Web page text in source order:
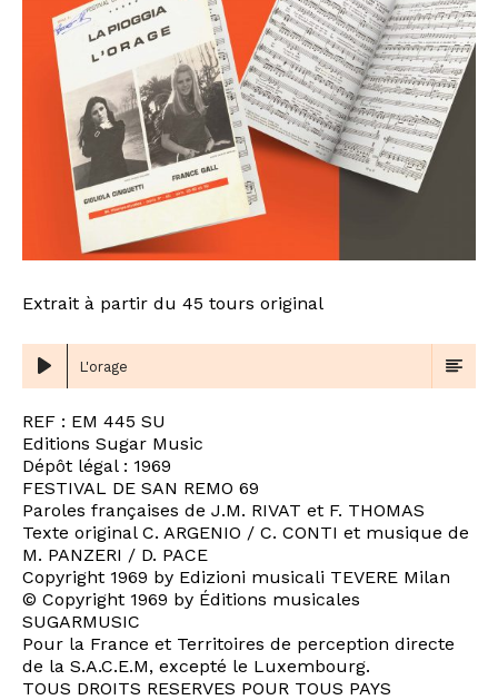
Extrait à partir du 45 tours original
L'orage
REF : EM 445 SU
Editions Sugar Music
Dépôt légal : 1969
FESTIVAL DE SAN REMO 69
Paroles françaises de J.M. RIVAT et F. THOMAS
Texte original C. ARGENIO / C. CONTI et musique de
M. PANZERI / D. PACE
Copyright 1969 by Edizioni musicali TEVERE Milan
© Copyright 1969 by Éditions musicales
SUGARMUSIC
Pour la France et Territoires de perception directe
de la S.A.C.E.M, excepté le Luxembourg.
TOUS DROITS RESERVES POUR TOUS PAYS